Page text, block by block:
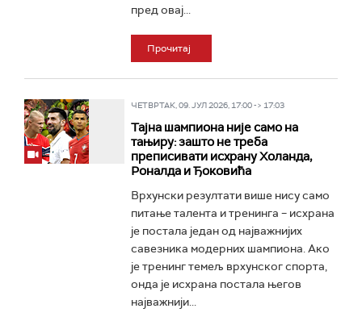
пред овај...
Прочитај
ЧЕТВРТАК, 09. ЈУЛ 2026, 17:00 -> 17:03
Тајна шампиона није само на
тањиру: зашто не треба
преписивати исхрану Холанда,
Роналда и Ђоковића
Врхунски резултати више нису само
питање талента и тренинга – исхрана
је постала један од најважнијих
савезника модерних шампиона. Ако
је тренинг темељ врхунског спорта,
онда је исхрана постала његов
најважнији...